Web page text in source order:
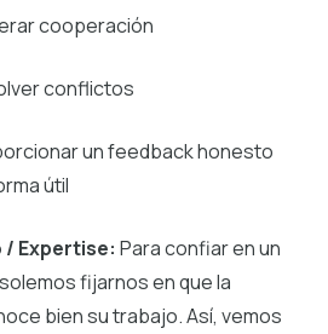
cooperación
conflictos
un feedback honesto
útil
/ Expertise: Para confiar en un
fijarnos en que la
bien su trabajo. Así, vemos